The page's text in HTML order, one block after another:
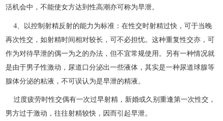
活机会中，不能使女方达到性高潮亦可称为早泄。
4、以控制射精反射的能力为标准：在性交时射精过快，可于当晚
再次性交，如射精时间相对较长，可不必担忧。这种重复性交亦，可
作为对待早泄的偶一为之的办法，但不宜常规使用。另有一种情况就
是由于男子性激动，尿道口分泌出一些液体，其实是一种尿道球腺等
腺体分泌的粘液，不可误认为是早泄的精液。
过度疲劳时性交偶有一次过早射精，新婚或久别重逢第一次性交，
男方过于激动，往往射精较快，因而引起早泄。